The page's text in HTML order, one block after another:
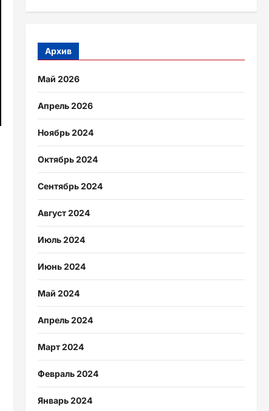
Архив
Май 2026
Апрель 2026
Ноябрь 2024
Октябрь 2024
Сентябрь 2024
Август 2024
Июль 2024
Июнь 2024
Май 2024
Апрель 2024
Март 2024
Февраль 2024
Январь 2024